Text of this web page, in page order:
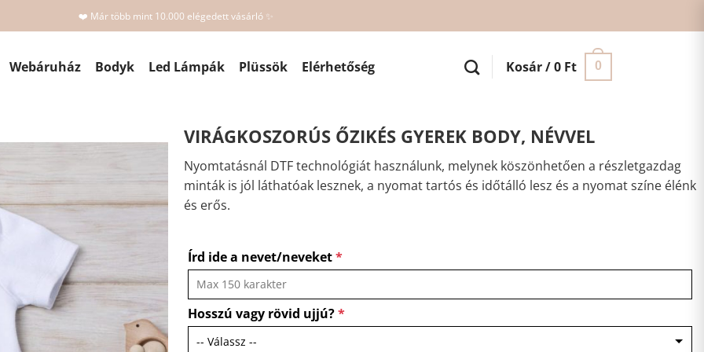
❤️ Már több mint 10.000 elégedett vásárló ✨
Webáruház Bodyk Led Lámpák Plüssök Elérhetőség Kosár /0 Ft 0
VIRÁGKOSZORÚS ŐZIKÉS GYEREK BODY, NÉVVEL
Nyomtatásnál DTF technológiát használunk, melynek köszönhetően a részletgazdag
minták is jól láthatóak lesznek, a nyomat tartós és időtálló lesz és a nyomat színe élénk
és erős.
Írd ide a nevet/neveket*
Hosszú vagy rövid ujjú?*